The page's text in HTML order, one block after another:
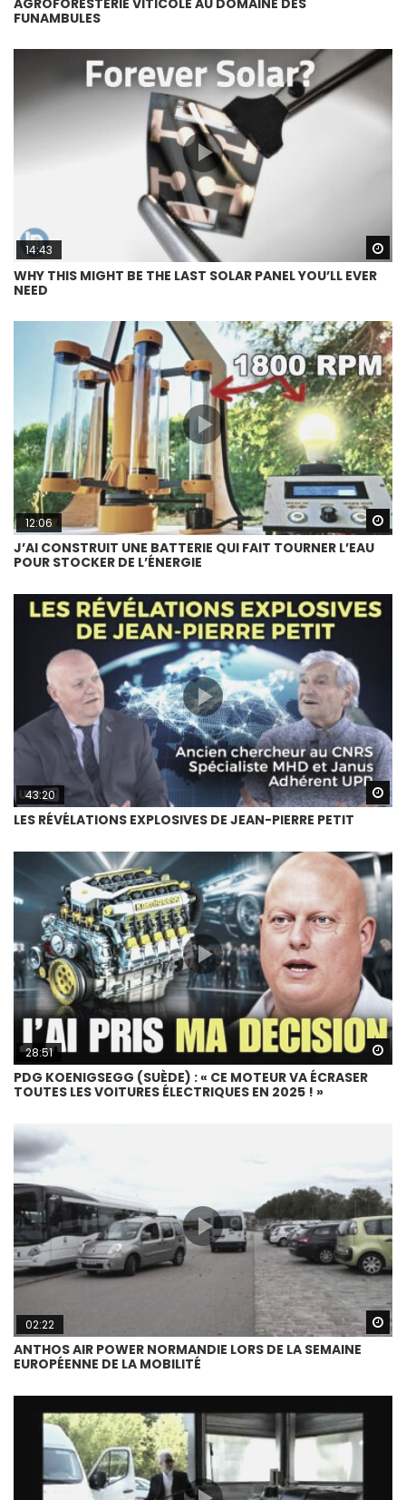
FUNAMBULES
14:43
WHY THIS MIGHT BE THE LAST SOLAR PANEL YOU’LL EVER
NEED
12:06
J’AI CONSTRUIT UNE BATTERIE QUI FAIT TOURNER L’EAU
POUR STOCKER DE L’ÉNERGIE
43:20
LES RÉVÉLATIONS EXPLOSIVES DE JEAN-PIERRE PETIT
28:51
PDG KOENIGSEGG (SUÈDE) : « CE MOTEUR VA ÉCRASER
TOUTES LES VOITURES ÉLECTRIQUES EN 2025 ! »
02:22
ANTHOS AIR POWER NORMANDIE LORS DE LA SEMAINE
EUROPÉENNE DE LA MOBILITÉ